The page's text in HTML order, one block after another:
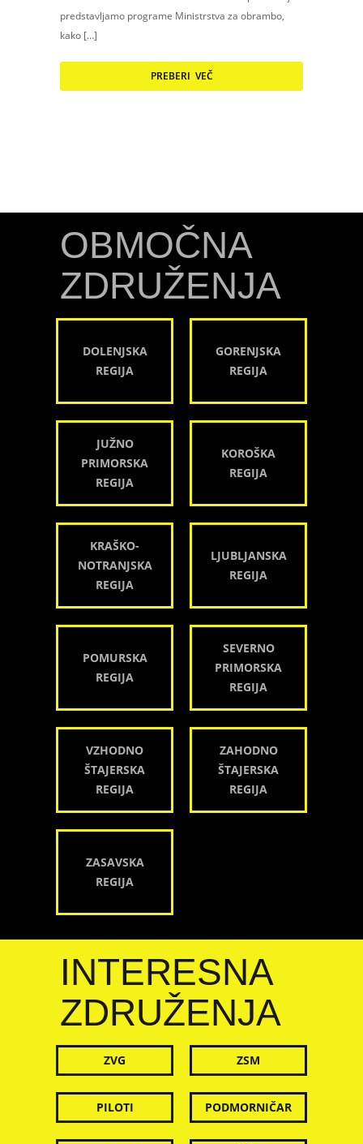
predstavljamo programe Ministrstva za obrambo,
kako […]
PREBERI VEČ
OBMOČNA
ZDRUŽENJA
DOLENJSKA
REGIJA
GORENJSKA
REGIJA
JUŽNO
PRIMORSKA
REGIJA
KOROŠKA
REGIJA
KRAŠKO-
NOTRANJSKA
REGIJA
LJUBLJANSKA
REGIJA
POMURSKA
REGIJA
SEVERNO
PRIMORSKA
REGIJA
VZHODNO
ŠTAJERSKA
REGIJA
ZAHODNO
ŠTAJERSKA
REGIJA
ZASAVSKA
REGIJA
INTERESNA
ZDRUŽENJA
ZVG ZSM
PILOTI PODMORNIČAR